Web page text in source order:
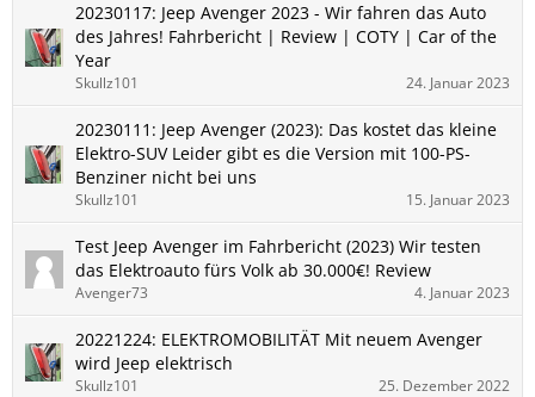
20230117: Jeep Avenger 2023 - Wir fahren das Auto
des Jahres! Fahrbericht | Review | COTY | Car of the
Year
Skullz101 24. Januar 2023
20230111: Jeep Avenger (2023): Das kostet das kleine
Elektro-SUV Leider gibt es die Version mit 100-PS-
Benziner nicht bei uns
Skullz101 15. Januar 2023
Test Jeep Avenger im Fahrbericht (2023) Wir testen
das Elektroauto fürs Volk ab 30.000€! Review
Avenger73 4. Januar 2023
20221224: ELEKTROMOBILITÄT Mit neuem Avenger
wird Jeep elektrisch
Skullz101 25. Dezember 2022